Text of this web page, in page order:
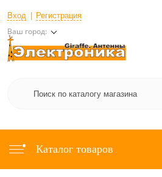
Вход Регистрация
Ваш город:
Каталог товаров